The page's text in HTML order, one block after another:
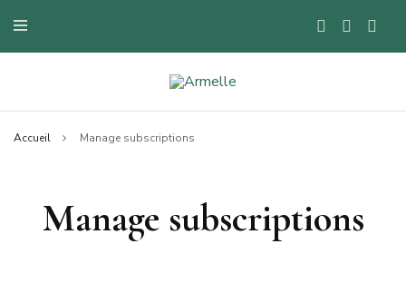
Armelle
Blog mode à Nantes, lifestyle, beauté et bons plans.
Accueil Manage subscriptions
Manage subscriptions